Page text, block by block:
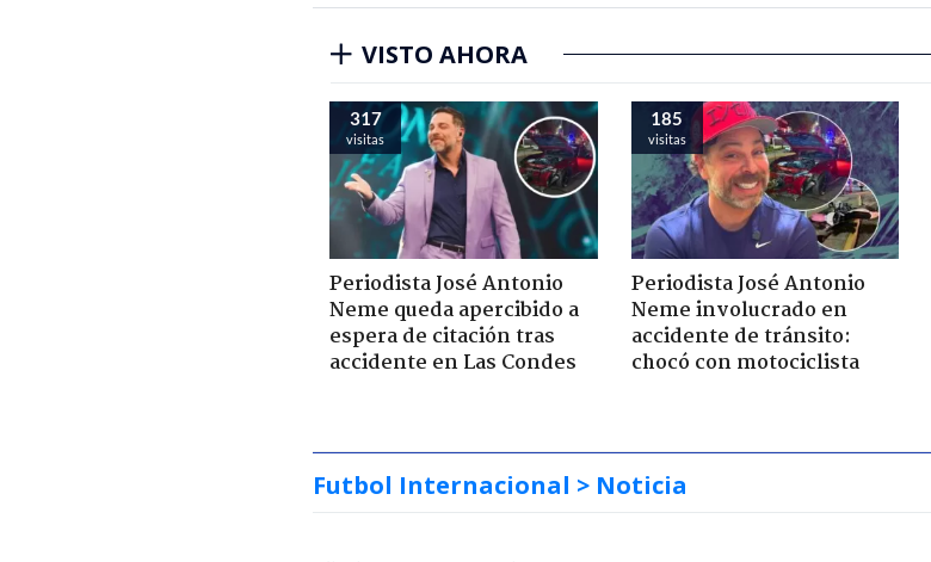
VISTO AHORA
317
visitas
Periodista José Antonio
Neme queda apercibido a
espera de citación tras
accidente en Las Condes
185
visitas
Periodista José Antonio
Neme involucrado en
accidente de tránsito:
chocó con motociclista
Futbol Internacional > Noticia